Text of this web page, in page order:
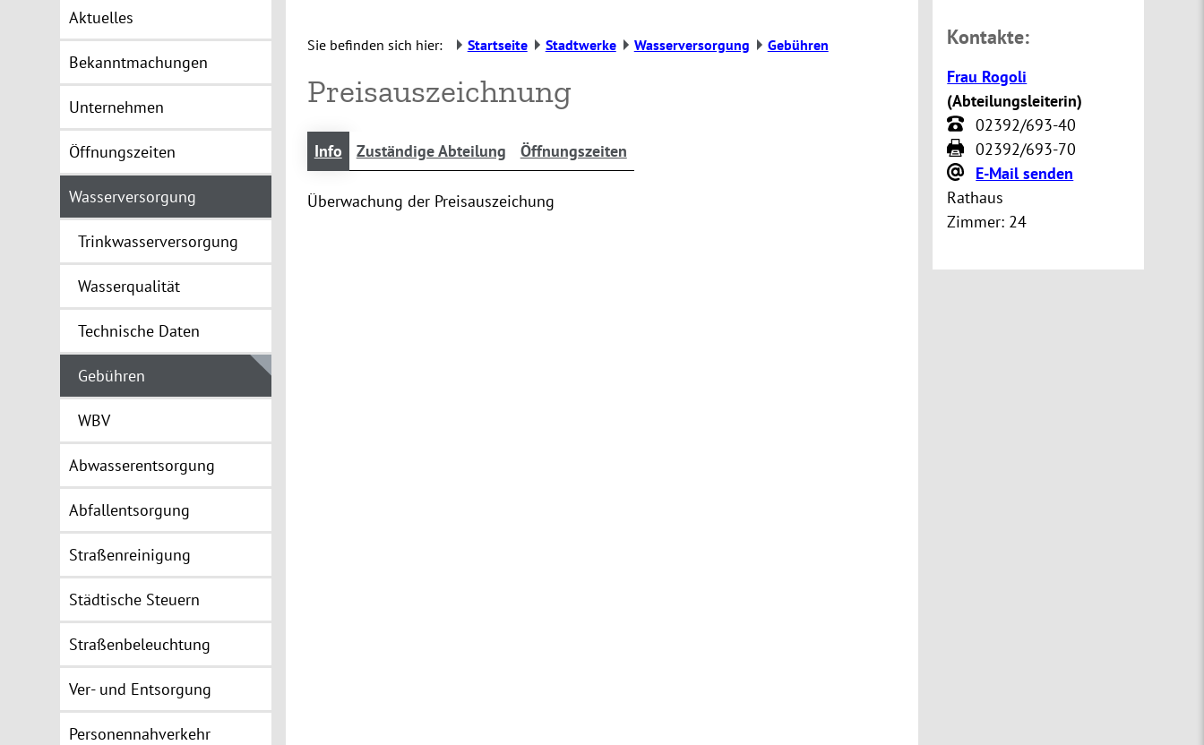
Aktuelles
Bekanntmachungen
Unternehmen
Öffnungszeiten
Wasserversorgung
Trinkwasserversorgung
Wasserqualität
Technische Daten
Gebühren
WBV
Abwasserentsorgung
Abfallentsorgung
Straßenreinigung
Städtische Steuern
Straßenbeleuchtung
Ver- und Entsorgung
Personennahverkehr
Sie befinden sich hier: Startseite Stadtwerke Wasserversorgung Gebühren
Preisauszeichnung
Info Zuständige Abteilung Öffnungszeiten
Überwachung der Preisauszeichung
Kontakte:
Frau Rogoli
(Abteilungsleiterin)
02392/693-40
02392/693-70
E-Mail senden
Rathaus
Zimmer: 24